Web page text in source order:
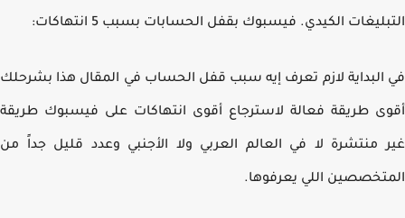
الكيدي. فيسبوك بقفل الحسابات بسبب 5 انتهاكات:
لازم تعرف إيه سبب قفل الحساب في المقال هذا بشرحلك
طريقة فعالة لاسترجاع أقوى انتهاكات على فيسبوك طريقة
منتشرة لا في العالم العربي ولا الأجنبي وعدد قليل جداً من
اللي يعرفوها.